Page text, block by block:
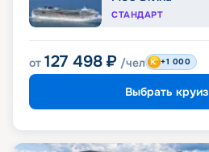
СТАНДАРТ
от 127 498 ₽ /чел +1 000
Выбрать круиз